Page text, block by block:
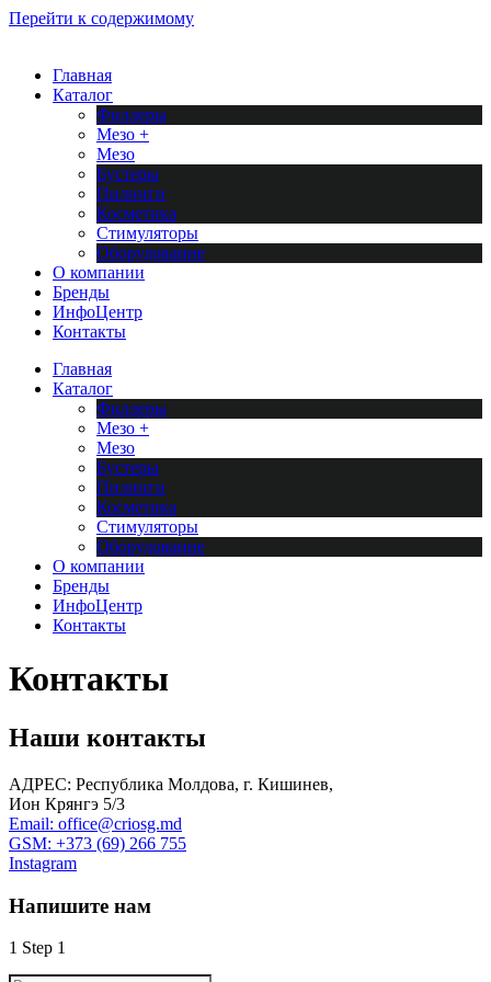
Перейти к содержимому
Главная
Каталог
Филлеры
Мезо +
Мезо
Бустеры
Пилинги
Косметика
Стимуляторы
Оборудование
О компании
Бренды
ИнфоЦентр
Контакты
Главная
Каталог
Филлеры
Мезо +
Мезо
Бустеры
Пилинги
Косметика
Стимуляторы
Оборудование
О компании
Бренды
ИнфоЦентр
Контакты
Контакты
Наши контакты
АДРЕС: Республика Молдова, г. Кишинев,
Ион Крянгэ 5/3
Email: office@criosg.md
GSM: +373 (69) 266 755
Instagram
Напишите нам
1 Step 1